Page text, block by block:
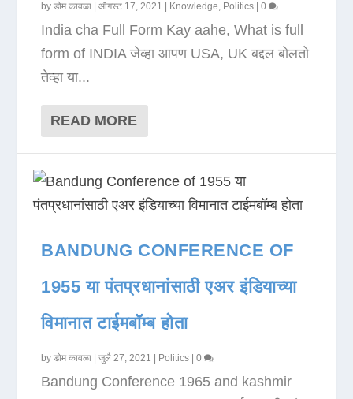
byडोम कावळा |ऑगस्ट 17, 2021 Knowledge, Politics |0
India cha Full Form Kay aahe, What is full
form of INDIA जेव्हा आपण USA, UK बद्दल बोलतो
तेव्हा या...
READ MORE
BANDUNG CONFERENCE OF
1955 या पंतप्रधानांसाठी एअर इंडियाच्या
विमानात टाईमबॉम्ब होता
byडोम कावळा |जुलै 27, 2021 Politics |0
Bandung Conference 1965 and kashmir